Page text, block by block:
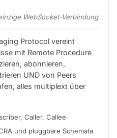
WebSocket-Verbindung
Protocol vereint
mit Remote Procedure
abonnieren,
UND von Peers
alles multiplext über
Caller, Callee
und pluggbare Schemata